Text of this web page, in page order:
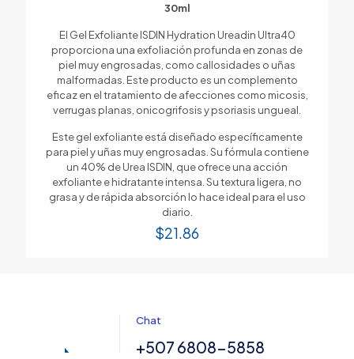
30ml
El Gel Exfoliante ISDIN Hydration Ureadin Ultra40
proporciona una exfoliación profunda en zonas de
piel muy engrosadas, como callosidades o uñas
malformadas. Este producto es un complemento
eficaz en el tratamiento de afecciones como micosis,
verrugas planas, onicogrifosis y psoriasis ungueal.
Este gel exfoliante está diseñado específicamente
para piel y uñas muy engrosadas. Su fórmula contiene
un 40% de Urea ISDIN, que ofrece una acción
exfoliante e hidratante intensa. Su textura ligera, no
grasa y de rápida absorción lo hace ideal para el uso
diario.
$21.86
Chat
+507 6808-5858